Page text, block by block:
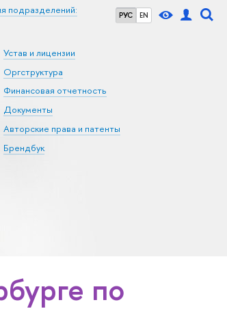
РУС EN
подразделений:
Устав и лицензии
Оргструктура
Финансовая отчетность
Документы
Авторские права и патенты
Брендбук
по